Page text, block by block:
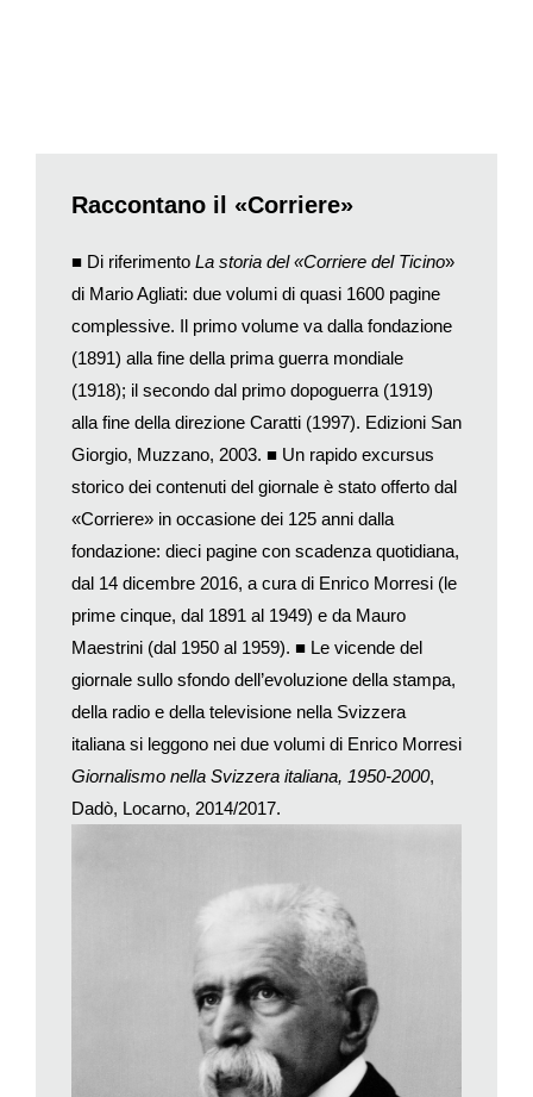
chiamato a sé Raffaele, il maggiore dei suoi nipoti (il giudice
spirituale» che prescriveva al giornale non solo la linea politica
(…) Deve però essere ritenuto, e questa è la mia precisa
volontà che prego di rispettare, che i titoli che ora costituiscono
il patrimonio del Corriere e quelli che saranno nel seguito
acquisiti con gli avanzi annuali non dovranno mai da voi
essere considerati come vostra proprietà personale, ma come
proprietà del Corriere, considerato come se fosse un ente
autonomo e destinato a far fronte ai sempre crescenti bisogni
del giornale
».
Poco più di tre anni dopo, il 24 novembre 1941, Raffaele diede
esecuzione al testamento creando la «Fondazione per il
Corriere del Ticino». L’avrebbero governata alla pari, per
sempre, un rappresentante dei Soldati di Neggio e uno dei
Soldati d’Argentina.
Imprenditori in Argentina
Come altre famiglie emigrate dal Sottoceneri durante
l’Ottocento, i Soldati avevano non solo «fatto fortuna» in
nuovi, costruito strade, ferrovie. Il Volume XI del Dizionario
federale Agostino e a quella di un suo nipote omonimo:
l’ambasciatore Agostino (1910-1966), la biografia di due fratelli:
Giuseppe (1864-1913), attivo a Baires nella chimica e nella
farmaceutica, rea-lizzatore al ritorno in patria della Ferrovia
Lugano-Ponte Tresa e della strada cantonale che da Magliaso
sale a Neggio, e Pio (1871-1934), titolare di industrie chimiche
e farmaceutiche, attivo in società e in politica.
Il compito di rappresentare per primo il «ramo d’Argentina»
Raccontano il «Corriere»
■ Di riferimento La storia del «Corriere del Ticino»
di Mario Agliati: due volumi di quasi 1600 pagine
complessive. Il primo volume va dalla fondazione
(1891) alla fine della prima guerra mondiale
(1918); il secondo dal primo dopoguerra (1919)
alla fine della direzione Caratti (1997). Edizioni San
Giorgio, Muzzano, 2003. ■ Un rapido excursus
storico dei contenuti del giornale è stato offerto dal
«Corriere» in occasione dei 125 anni dalla
fondazione: dieci pagine con scadenza quotidiana,
dal 14 dicembre 2016, a cura di Enrico Morresi (le
prime cinque, dal 1891 al 1949) e da Mauro
Maestrini (dal 1950 al 1959). ■ Le vicende del
giornale sullo sfondo dell’evoluzione della stampa,
della radio e della televisione nella Svizzera
italiana si leggono nei due volumi di Enrico Morresi
Giornalismo nella Svizzera italiana, 1950-2000,
Dadò, Locarno, 2014/2017.